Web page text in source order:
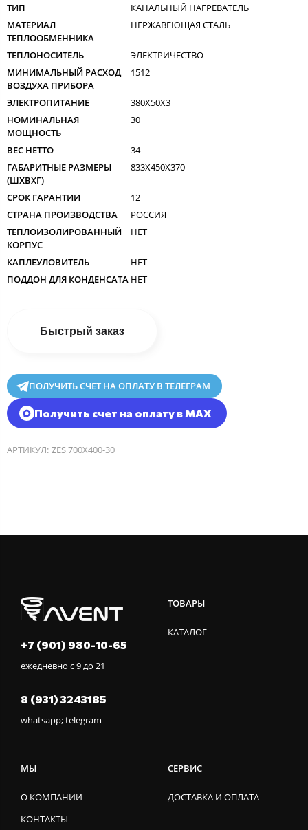
ТИП
КАНАЛЬНЫЙ НАГРЕВАТЕЛЬ
МАТЕРИАЛ
ТЕПЛООБМЕННИКА
НЕРЖАВЕЮЩАЯ СТАЛЬ
ТЕПЛОНОСИТЕЛЬ
ЭЛЕКТРИЧЕСТВО
МИНИМАЛЬНЫЙ РАСХОД
ВОЗДУХА ПРИБОРА
1512
ЭЛЕКТРОПИТАНИЕ
380X50X3
НОМИНАЛЬНАЯ
МОЩНОСТЬ
30
ВЕС НЕТТО
34
ГАБАРИТНЫЕ РАЗМЕРЫ
(ШXВXГ)
833X450X370
СРОК ГАРАНТИИ
12
СТРАНА ПРОИЗВОДСТВА
РОССИЯ
ТЕПЛОИЗОЛИРОВАННЫЙ
КОРПУС
НЕТ
КАПЛЕУЛОВИТЕЛЬ
НЕТ
ПОДДОН ДЛЯ КОНДЕНСАТА НЕТ
Быстрый заказ
ПОЛУЧИТЬ СЧЕТ НА ОПЛАТУ В ТЕЛЕГРАМ
Получить счет на оплату в MAX
АРТИКУЛ: ZES 700Х400-30
+7 (901) 980-10-65
ежедневно с 9 до 21
8 (931) 3243185
whatsapp; telegram
ТОВАРЫ
КАТАЛОГ
МЫ
О КОМПАНИИ
КОНТАКТЫ
СЕРВИС
ДОСТАВКА И ОПЛАТА